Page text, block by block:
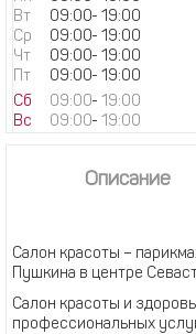
Вт
09:00- 19:00
Ср
09:00- 19:00
Чт
09:00- 19:00
Пт
09:00- 19:00
Сб
09:00- 19:00
Вс
09:00- 19:00
Описание
Салон красоты –
Пушкина в центре
Салон красоты и
профессиональных